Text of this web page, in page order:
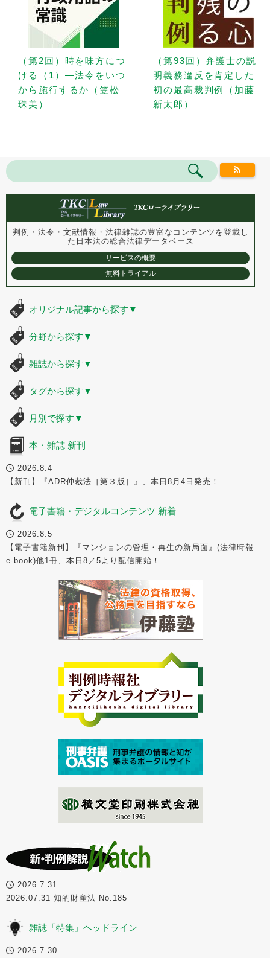
（第2回）時を味方につ
ける（1）—法令をいつ
から施行するか（笠松
珠美）
（第93回）弁護士の説
明義務違反を肯定した
初の最高裁判例（加藤
新太郎）
判例・法令・文献情報・法律雑誌の豊富なコンテンツを登載し
た 日本法の総合法律データベース
サービスの概要
無料トライアル
オリジナル記事から探す ▼
分野から探す ▼
雑誌から探す ▼
タグから探す ▼
月別で探す ▼
本・雑誌 新刊
2026.8.4
【新刊】『ADR仲裁法［第３版］』、本日8月4日発売！
電子書籍・デジタルコンテンツ 新着
2026.8.5
【電子書籍新刊】『マンションの管理・再生の新局面』(法律時報
e-book)他1冊、本日8／5より配信開始！
2026.7.31
2026.07.31 知的財産法 No.185
雑誌「特集」ヘッドライン
2026.7.30